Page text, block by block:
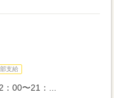
支給
00〜21：...